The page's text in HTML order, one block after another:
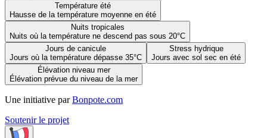
Température été
Hausse de la température moyenne en été
Nuits tropicales
Nuits où la température ne descend pas sous 20°C
Jours de canicule
Jours où la température dépasse 35°C
Stress hydrique
Jours avec sol sec en été
Élévation niveau mer
Élévation prévue du niveau de la mer
Une initiative par Bonpote.com
Soutenir le projet